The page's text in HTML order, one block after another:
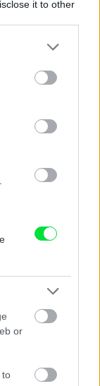
it to other
more Google
may click to
party tags to
below Google
or
to
pílou sa
nebál a v
si postavil
domček v